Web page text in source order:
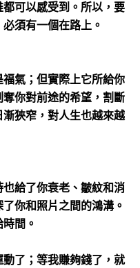
可以感受到。所以，要
須有一個在路上。
氣；但實際上它所給你
你對前途的希望，割斷
狹窄，對人生也越來越
給了你衰老、皺紋和消
你和照片之間的鴻溝。
間。
了；等我賺夠錢了，就